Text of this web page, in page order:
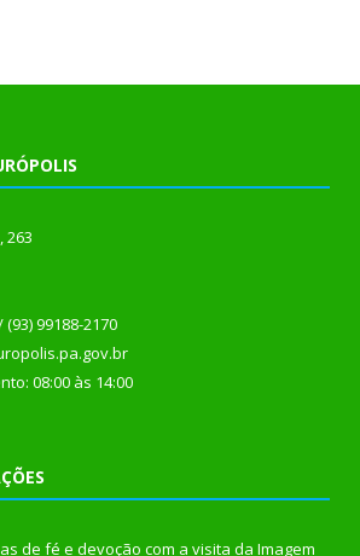
263
(93) 99188-2170
08:00 às 14:00
de fé e devoção com a visita da Imagem